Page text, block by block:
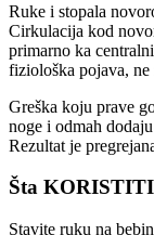
Ruke i stopala
Cirkulacija kod
primarno ka
fiziološka pojava,
Greška koju prave
noge i odmah
Rezultat je
Šta
Stavite ruku na